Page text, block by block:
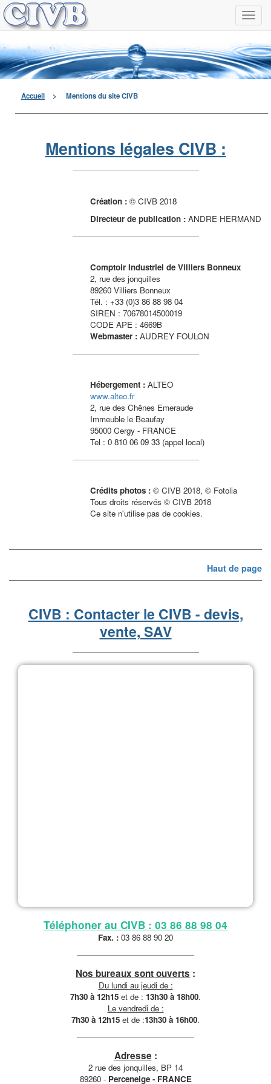
à
Accueil > Mentions du site CIVB
Mentions légales CIVB :
Création :© CIVB 2018
Directeur de publication : ANDRE HERMAND
Comptoir Industriel de Villiers Bonneux
2, rue des jonquilles
89260 Villiers Bonneux
Tél. : +33 (0)3 86 88 98 04
SIREN : 70678014500019
CODE APE : 4669B
Webmaster : AUDREY FOULON
Hébergement : ALTEO
www.alteo.fr
2, rue des Chênes Emeraude
Immeuble le Beaufay
95000 Cergy - FRANCE
Tel : 0 810 06 09 33 (appel local)
Crédits photos : © CIVB 2018, © Fotolia
Tous droits réservés © CIVB 2018
Ce site n'utilise pas de cookies.
Haut de page
CIVB : Contacter le CIVB - devis,
vente, SAV
Téléphoner au CIVB : 03 86 88 98 04
Fax. : 03 86 88 90 20
Nos bureaux sont ouverts :
Du lundi au jeudi de :
7h30 à 12h15 et de : 13h30 à 18h00.
Le vendredi de :
7h30 à 12h15 et de :13h30 à 16h00.
Adresse :
2 rue des jonquilles, BP 14
89260 - Perceneige - FRANCE